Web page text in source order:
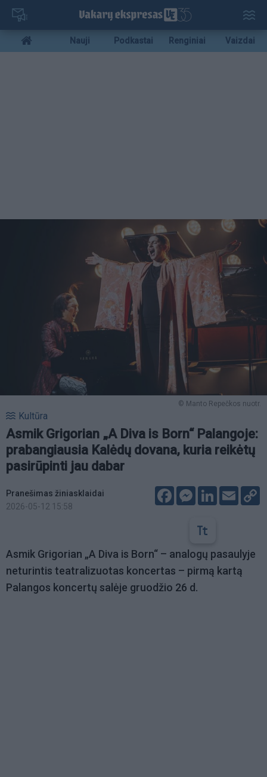
Pereiti
pagrindinį
turinį
Mobile
menu
Nauji Podkastai Renginiai Vaizdai
© Manto Repečkos nuotr.
Kultūra
Asmik Grigorian „A Diva is Born“ Palangoje:
prabangiausia Kalėdų dovana, kuria reikėtų
pasirūpinti jau dabar
Pranešimas žiniasklaidai
2026-05-12 15:58
FacebookMessenger
LinkedIn
Email
Asmik Grigorian „A Diva is Born“ – analogų pasaulyje
neturintis teatralizuotas koncertas – pirmą kartą
Palangos koncertų salėje gruodžio 26 d.